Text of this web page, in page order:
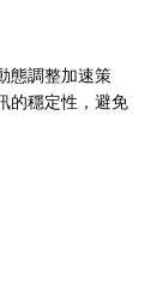
態調整加速策
的穩定性，避免